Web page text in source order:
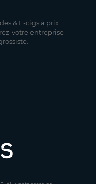
& E-cigs à prix
votre entreprise